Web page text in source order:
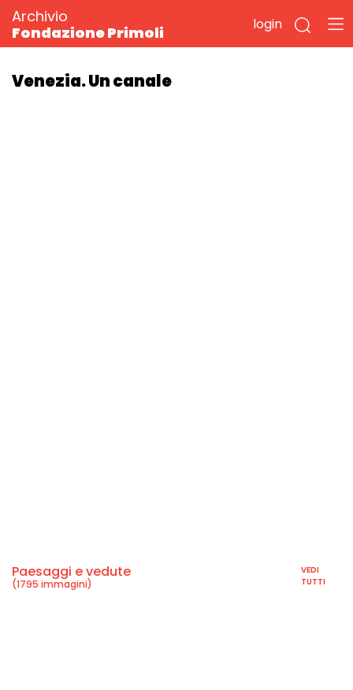
Archivio
Fondazione Primoli
login
Venezia. Un canale
Paesaggi e vedute
(1795 immagini)
VEDI
TUTTI